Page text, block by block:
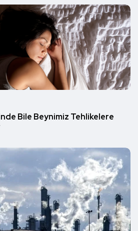
Bile Beynimiz Tehlikelere